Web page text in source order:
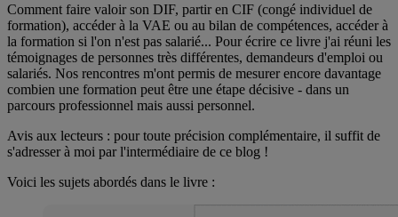
Comment faire valoir son DIF, partir en CIF (congé individuel de
formation), accéder à la VAE ou au bilan de compétences, accéder à
la formation si l'on n'est pas salarié... Pour écrire ce livre j'ai réuni les
témoignages de personnes très différentes, demandeurs d'emploi ou
salariés. Nos rencontres m'ont permis de mesurer encore davantage
combien une formation peut être une étape décisive - dans un
parcours professionnel mais aussi personnel.
Avis aux lecteurs : pour toute précision complémentaire, il suffit de
s'adresser à moi par l'intermédiaire de ce blog !
Voici les sujets abordés dans le livre :